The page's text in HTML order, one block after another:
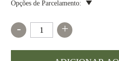
Opções de Parcelamento:
- +